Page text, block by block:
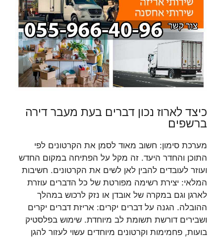
כיצד לארוז נכון דברים בעת מעבר דירה
ברשפים
מערכת סימון: חשוב מאוד לסמן את הקרטונים לפי
התוכן והחדר היעד. זה מקל על הפתיחה במקום החדש
ועוזר לעובדים להבין לאן לשים את הקרטונים. חשיבות
המלאי: יצירת רשימה מפורטת של כל הדברים עוזרת
לארגן וגם במקרה של אובדן או נזק לרכוש במהלך
ההובלה. הגנה על דברים יקרים: אריזת דברים יקרים
ושבירים דורשת תשומת לב מיוחדת. שימוש בפלסטיק
בועות, פחמימות וקרטונים מיוחדים עשוי לעזור להגן